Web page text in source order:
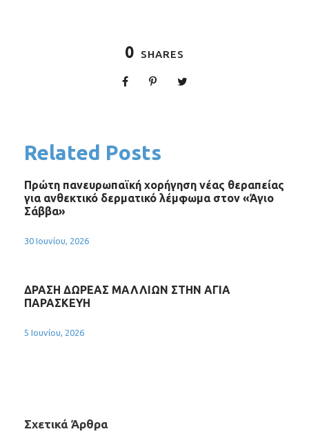
0 SHARES
Related Posts
Πρώτη πανευρωπαϊκή χορήγηση νέας θεραπείας
για ανθεκτικό δερματικό λέμφωμα στον «Άγιο
Σάββα»
30 Ιουνίου, 2026
ΔΡΑΣΗ ΔΩΡΕΑΣ ΜΑΛΛΙΩΝ ΣΤΗΝ ΑΓΙΑ
ΠΑΡΑΣΚΕΥΗ
5 Ιουνίου, 2026
Σχετικά Άρθρα